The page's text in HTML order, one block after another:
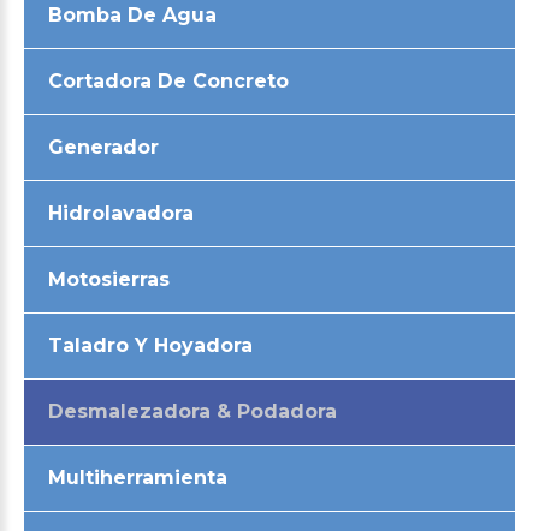
Bomba De Agua
Cortadora De Concreto
Generador
Hidrolavadora
Motosierras
Taladro Y Hoyadora
Desmalezadora & Podadora
Multiherramienta